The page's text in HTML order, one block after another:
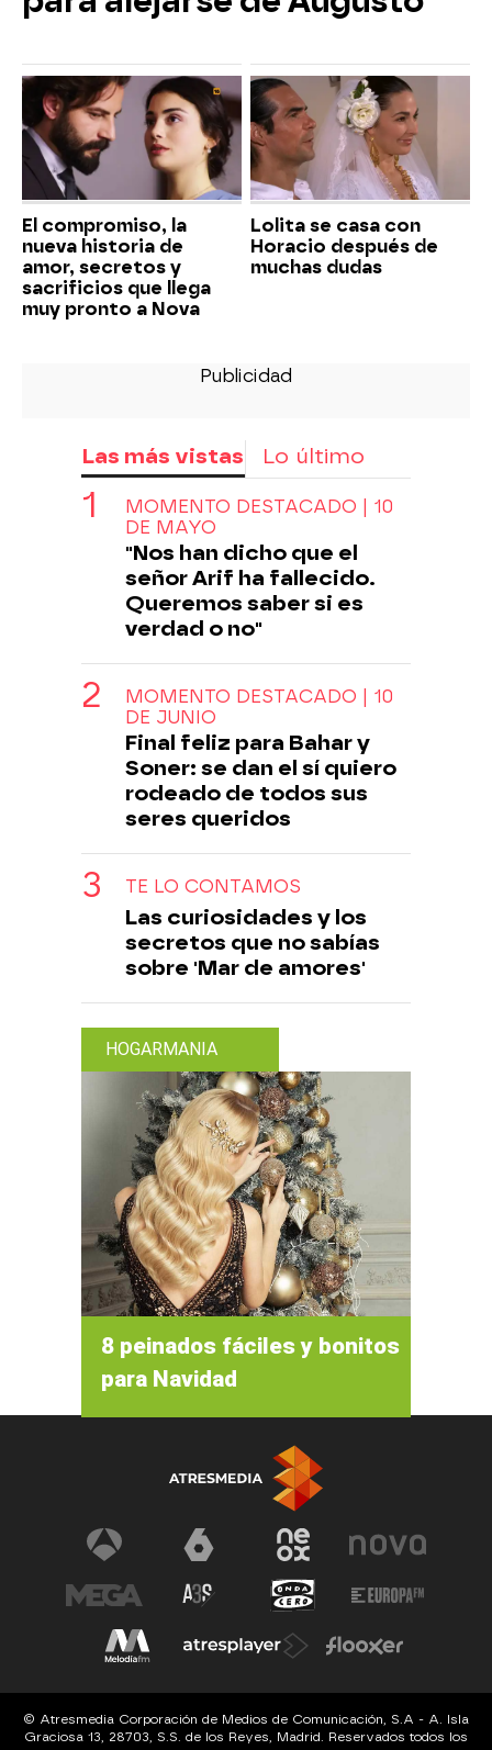
El compromiso, la
nueva historia de
amor, secretos y
sacrificios que llega
muy pronto a Nova
Lolita se casa con
Horacio después de
muchas dudas
Las más vistas Lo último
MOMENTO DESTACADO | 10
DE MAYO
"Nos han dicho que el
señor Arif ha fallecido.
Queremos saber si es
verdad o no"
MOMENTO DESTACADO | 10
DE JUNIO
Final feliz para Bahar y
Soner: se dan el sí quiero
rodeado de todos sus
seres queridos
TE LO CONTAMOS
Las curiosidades y los
secretos que no sabías
sobre 'Mar de amores'
HOGARMANIA
8 peinados fáciles y bonitos
para Navidad
© Atresmedia Corporación de Medios de Comunicación, S.A - A. Isla
Graciosa 13, 28703, S.S. de los Reyes, Madrid. Reservados todos los